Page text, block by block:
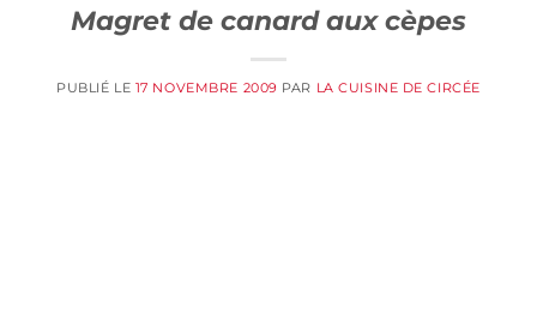
Magret de canard aux cèpes
PUBLIÉ LE 17 NOVEMBRE 2009 PAR LA CUISINE DE CIRCÉE